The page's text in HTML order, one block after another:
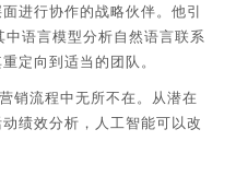
进行协作的战略伙伴。他引
语言模型分析自然语言联系
定向到适当的团队。
销流程中无所不在。从潜在
绩效分析，人工智能可以改